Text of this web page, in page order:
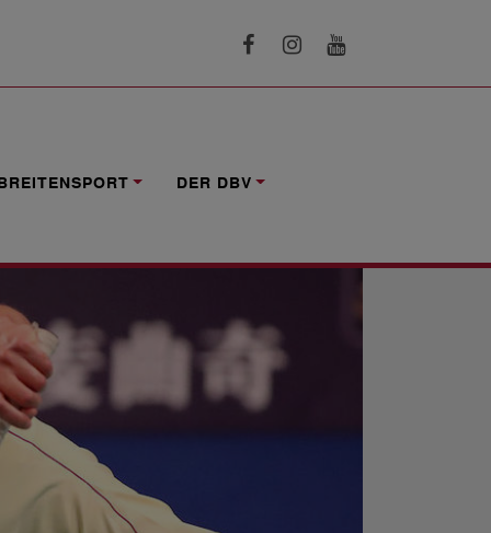
DER DBV